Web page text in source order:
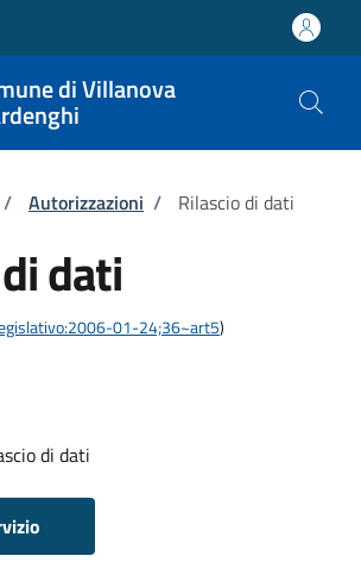
di Villanova
pane
/ Autorizzazioni / Rilascio di dati
dati
01-24;36~art5)
di dati